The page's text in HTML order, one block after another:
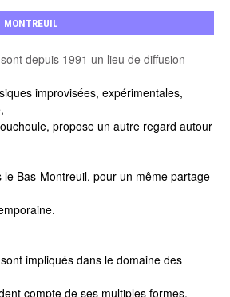
MONTREUIL
depuis 1991 un lieu de diffusion
improvisées, expérimentales,
propose un autre regard autour
le Bas-Montreuil, pour un même partage
impliqués dans le domaine des
compte de ses multiples formes,